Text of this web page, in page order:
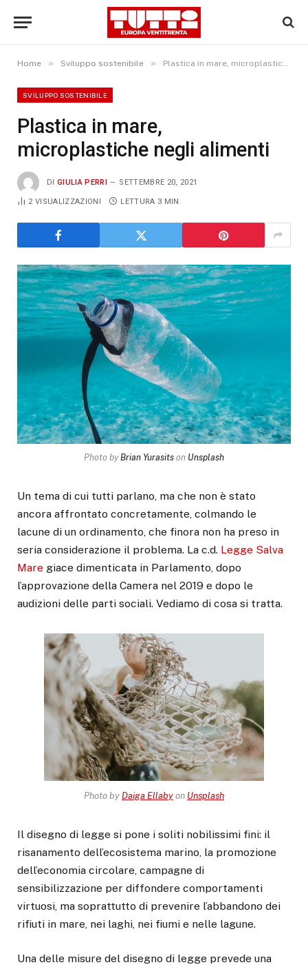
Home » Sviluppo sostenibile » Plastica in mare, microplastiche negli alimenti
SVILUPPO SOSTENIBILE
Plastica in mare,
microplastiche negli alimenti
DI GIULIA PERRI SETTEMBRE 20, 2021
2VISUALIZZAZIONI LETTURA 3 MIN.
Photo byBrian Yurasits on Unsplash
Un tema di cui tutti parlano, ma che non è stato
ancora affrontato concretamente, colmando le
lacune di un ordinamento, che finora non ha preso in
seria considerazione il problema. La c.d. Legge Salva
Mare giace dimenticata in Parlamento, dopo
l’approvazione della Camera nel 2019 e dopo le
audizioni delle parti sociali. Vediamo di cosa si tratta.
Photo by Daiga Ellaby on Unsplash
Il disegno di legge si pone i soliti nobilissimi fini: il
risanamento dell’ecosistema marino, la promozione
dell’economia circolare, campagne di
sensibilizzazione per diffondere comportamenti
virtuosi, ma soprattutto di prevenire l’abbandono dei
rifiuti in mare, nei laghi, nei fiumi e nelle lagune.
Una delle misure del disegno di legge prevede una